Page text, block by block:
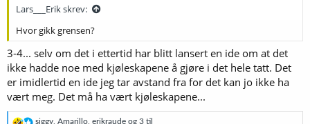
Lars___Erik skrev:
Hvor gikk grensen?
3-4... selv om det i ettertid har blitt lansert en ide om at det
ikke hadde noe med kjøleskapene å gjøre i det hele tatt. Det
er imidlertid en ide jeg tar avstand fra for det kan jo ikke ha
vært meg. Det må ha vært kjøleskapene...
R
siggy Amarillo erikraude og 3 til